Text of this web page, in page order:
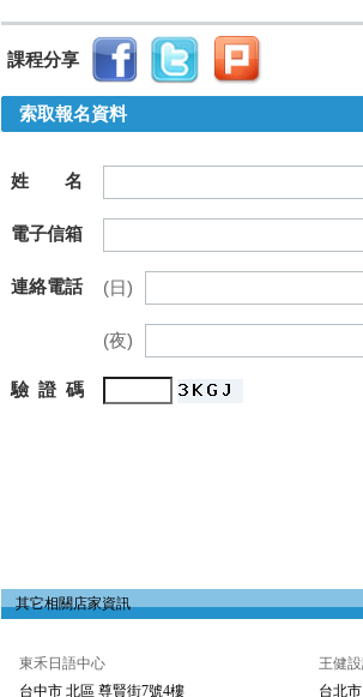
課程分享
索取報名資料
姓 名
電子信箱
連絡電話 (日)
(夜)
驗 證 碼
其它相關店家資訊
東禾日語中心
台中市 北區 尊賢街7號4樓
王健
台北